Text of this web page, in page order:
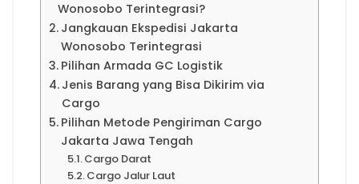
Wonosobo Terintegrasi?
Jangkauan Ekspedisi Jakarta
Wonosobo Terintegrasi
Pilihan Armada GC Logistik
Jenis Barang yang Bisa Dikirim via
Cargo
Pilihan Metode Pengiriman Cargo
Jakarta Jawa Tengah
Cargo Darat
Cargo Jalur Laut